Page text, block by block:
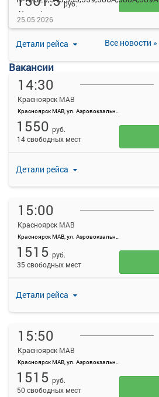
Детали рейса
руб.
41 свободных мест
14:30
Красноярск МАВ
Красноярск МАВ, ул. Аэровокзальная, д. 22
Детали рейса
1550 руб.
14 свободных мест
15:00
Красноярск МАВ
Красноярск МАВ, ул. Аэровокзальная, д. 22
Детали рейса
1515 руб.
35 свободных мест
15:50
Красноярск МАВ
Красноярск МАВ, ул. Аэровокзальная, д. 22
1515 руб.
50 свободных мест
25.05.2026
Все новости »
Вакансии